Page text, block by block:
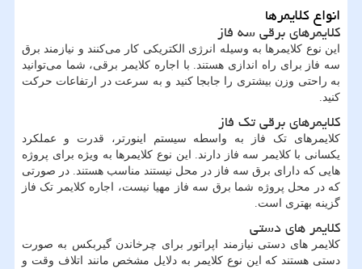
انواع کلایمرها
کلایمرهای برقی سه فاز
این نوع کلایمرها به وسیله انرژی الکتریکی کار می‌کنند و نیازمند برق
سه فاز برای راه اندازی هستند. با اجاره کلایمر برقی، شما می‌توانید
به راحتی وزن بیشتری را جابجا کنید و به سرعت در ارتفاعات حرکت
کنید.
کلایمرهای برقی تک فاز
کلایمرهای تک فاز به واسطه سیستم اینورتر، قدرت و عملکرد
یکسانی با کلایمر سه فاز دارند. این نوع کلایمرها به ویژه برای پروژه
هایی که دارای برق سه فاز در محل نیستند مناسب هستند. در صورتی
که در محل پروژه شما برق سه فاز مهیا نیست، اجاره کلایمر تک فاز
گزینه بهتری است.
کلایمر های دستی
کلایمر های دستی نیازمند اپراتور برای چرخاندن گیربکس به صورت
دستی هستند که این نوع کلایمر به دلایل مشخص مانند اتلاف وقت و